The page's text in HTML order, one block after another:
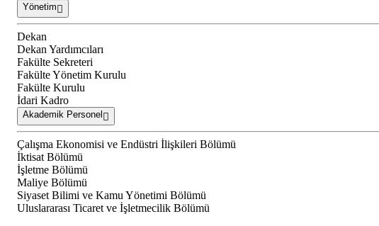
Yönetim
Dekan
Dekan Yardımcıları
Fakülte Sekreteri
Fakülte Yönetim Kurulu
Fakülte Kurulu
İdari Kadro
Akademik Personel
Çalışma Ekonomisi ve Endüstri İlişkileri Bölümü
İktisat Bölümü
İşletme Bölümü
Maliye Bölümü
Siyaset Bilimi ve Kamu Yönetimi Bölümü
Uluslararası Ticaret ve İşletmecilik Bölümü